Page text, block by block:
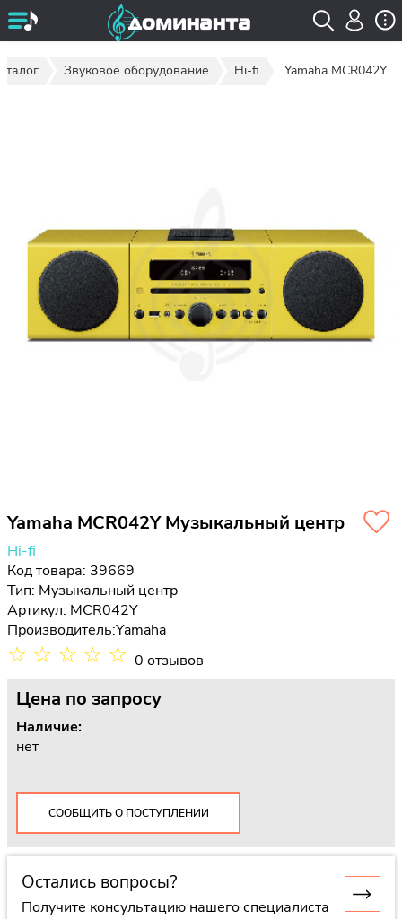
Звуковое оборудование Hi-fi Yamaha MCR042Y
Yamaha MCR042Y Музыкальный центр
Hi-fi
Код товара: 39669
Тип: Музыкальный центр
Артикул: MCR042Y
Производитель:Yamaha
☆ ☆ ☆ ☆ ☆ 0 отзывов
Цена по запросу
Наличие:
нет
СООБЩИТЬ О ПОСТУПЛЕНИИ
Остались вопросы?
Получите консультацию нашего специалиста